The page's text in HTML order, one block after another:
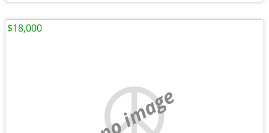
no image
$18,000